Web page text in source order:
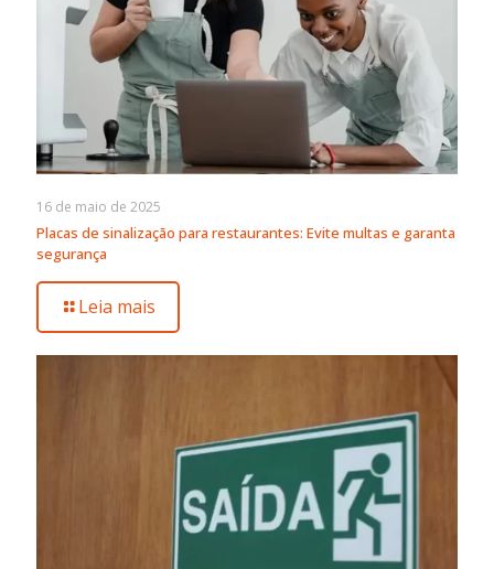
16 de maio de 2025
Placas de sinalização para restaurantes: Evite multas e garanta
segurança
Leia mais